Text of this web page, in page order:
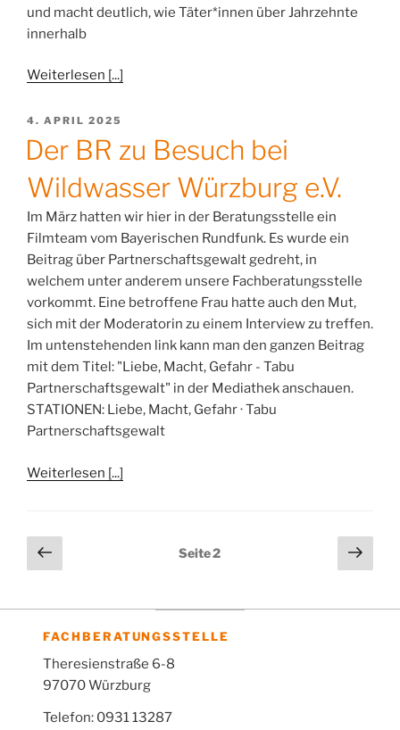
und macht deutlich, wie Täter*innen über Jahrzehnte
innerhalb
Weiterlesen [...]
VERÖFFENTLICHT
4. APRIL 2025
Der BR zu Besuch bei
Wildwasser Würzburg e.V.
Im März hatten wir hier in der Beratungsstelle ein
Filmteam vom Bayerischen Rundfunk. Es wurde ein
Beitrag über Partnerschaftsgewalt gedreht, in
welchem unter anderem unsere Fachberatungsstelle
vorkommt. Eine betroffene Frau hatte auch den Mut,
sich mit der Moderatorin zu einem Interview zu treffen.
Im untenstehenden link kann man den ganzen Beitrag
mit dem Titel: "Liebe, Macht, Gefahr - Tabu
Partnerschaftsgewalt" in der Mediathek anschauen.
STATIONEN: Liebe, Macht, Gefahr · Tabu
Partnerschaftsgewalt
Weiterlesen [...]
Seitennummerierung
der
Beiträge
Vorherige
Seite
Seite2
FACHBERATUNGSSTELLE
Theresienstraße 6-8
97070 Würzburg
Telefon: 0931 13287